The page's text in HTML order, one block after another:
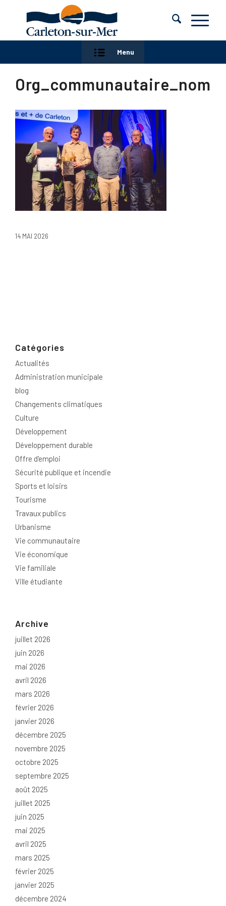
Menu
14 MAI 2026
Catégories
Actualités
Administration municipale
blog
Changements climatiques
Culture
Développement
Développement durable
Offre d'emploi
Sécurité publique et incendie
Sports et loisirs
Tourisme
Travaux publics
Urbanisme
Vie communautaire
Vie économique
Vie familiale
Ville étudiante
Archive
juillet 2026
juin 2026
mai 2026
avril 2026
mars 2026
février 2026
janvier 2026
décembre 2025
novembre 2025
octobre 2025
septembre 2025
août 2025
juillet 2025
juin 2025
mai 2025
avril 2025
mars 2025
février 2025
janvier 2025
décembre 2024